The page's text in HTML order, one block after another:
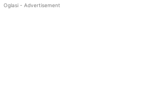
Oglasi - Advertisement